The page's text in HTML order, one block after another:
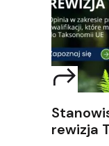
rewizja